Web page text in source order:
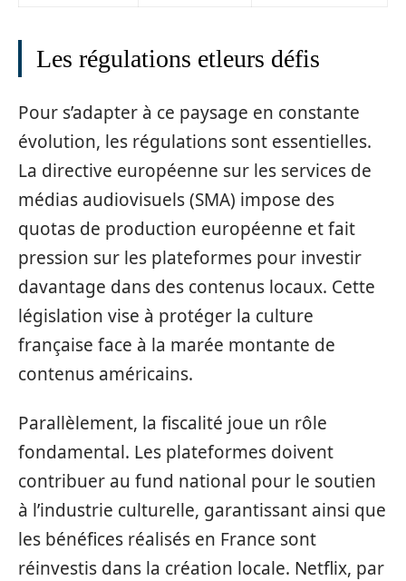
Les régulations etleurs défis
Pour s’adapter à ce paysage en constante
évolution, les régulations sont essentielles.
La directive européenne sur les services de
médias audiovisuels (SMA) impose des
quotas de production européenne et fait
pression sur les plateformes pour investir
davantage dans des contenus locaux. Cette
législation vise à protéger la culture
française face à la marée montante de
contenus américains.
Parallèlement, la fiscalité joue un rôle
fondamental. Les plateformes doivent
contribuer au fund national pour le soutien
à l’industrie culturelle, garantissant ainsi que
les bénéfices réalisés en France sont
réinvestis dans la création locale. Netflix, par